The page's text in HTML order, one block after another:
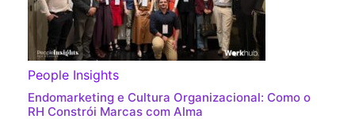
People Insights
Endomarketing e Cultura Organizacional: Como o
RH Constrói Marcas com Alma